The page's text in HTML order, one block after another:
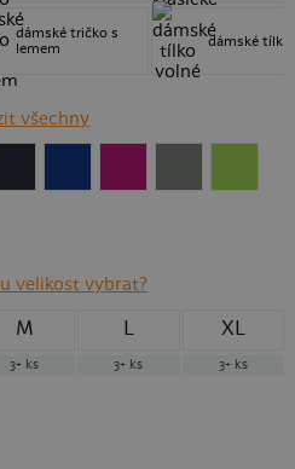
dámské tričko s
lemem
dámské tílko
všechny
velikost vybrat?
M
3+ ks
L
3+ ks
XL
3+ ks